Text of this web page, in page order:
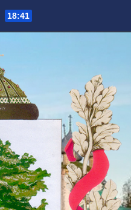
18:41